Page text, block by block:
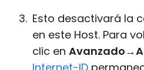
Esto desactivará la
en este Host. Para
clic en Avanzado→